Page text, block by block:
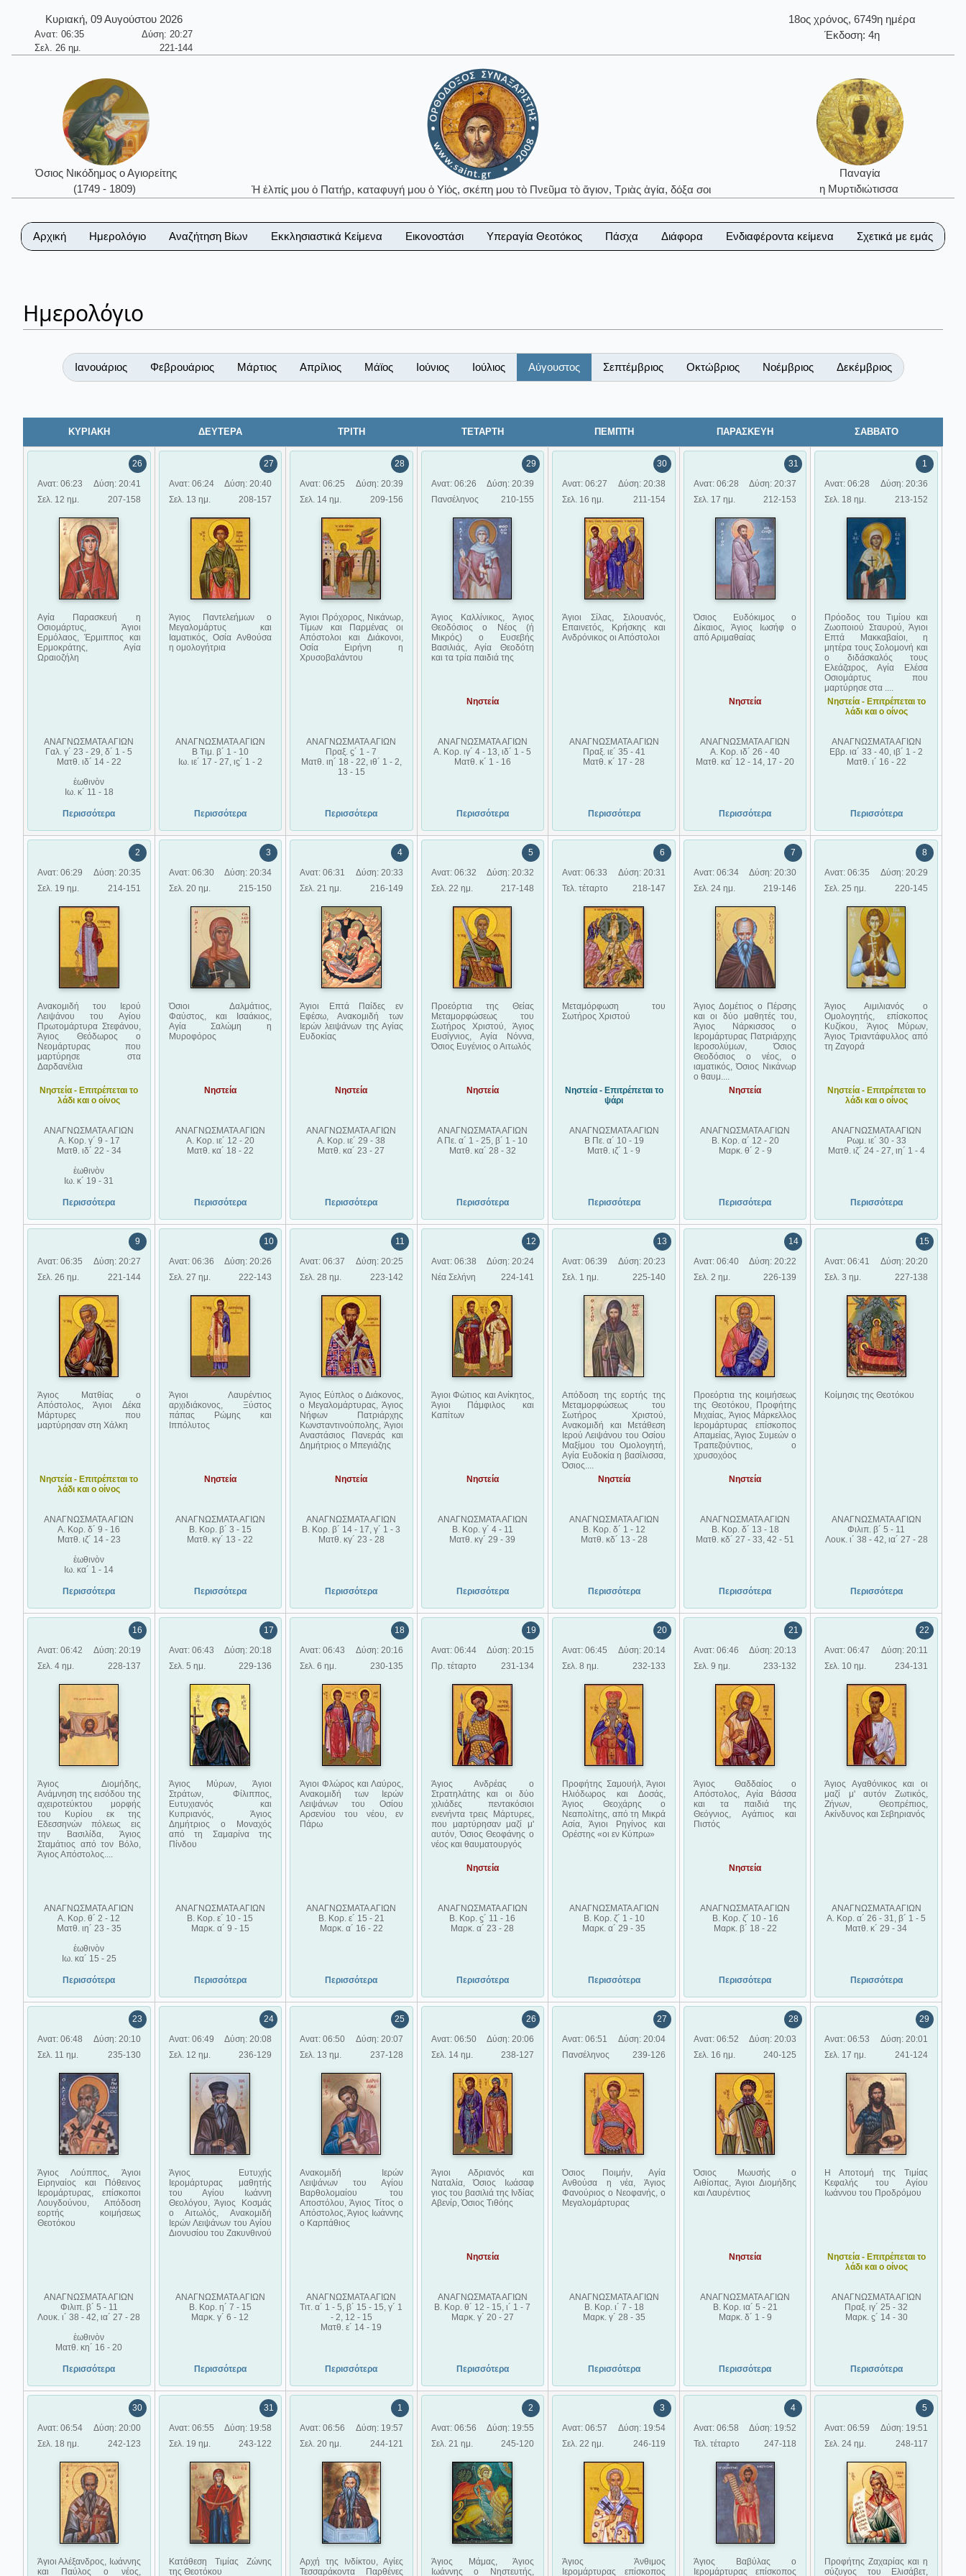
Κυριακή, 09 Αυγούστου 2026
Ανατ: 06:35
Δύση: 20:27
Σελ. 26 ημ.
221-144
18ος χρόνος, 6749η ημέρα
Έκδοση: 4η
Όσιος Νικόδημος ο Αγιορείτης
(1749 - 1809)
Ἡ ἐλπίς μου ὁ Πατήρ, καταφυγή μου ὁ Υἱός, σκέπη μου τὸ Πνεῦμα τὸ ἅγιον, Τριὰς ἁγία, δόξα σοι
Παναγία
η Μυρτιδιώτισσα
Αρχική Ημερολόγιο Αναζήτηση Βίων Εκκλησιαστικά Κείμενα Εικονοστάσι Υπεραγία Θεοτόκος Πάσχα Διάφορα Ενδιαφέροντα κείμενα Σχετικά με εμάς
Ημερολόγιο
Ιανουάριος Φεβρουάριος Μάρτιος Απρίλιος Μάϊος Ιούνιος Ιούλιος Αύγουστος Σεπτέμβριος Οκτώβριος Νοέμβριος Δεκέμβριος
ΚΥΡΙΑΚΗ ΔΕΥΤΕΡΑ ΤΡΙΤΗ ΤΕΤΑΡΤΗ ΠΕΜΠΤΗ ΠΑΡΑΣΚΕΥΗ ΣΑΒΒΑΤΟ
26
Ανατ: 06:23
Δύση: 20:41
Σελ. 12 ημ.
207-158
Αγία Παρασκευή η
Οσιομάρτυς, Άγιοι
Ερμόλαος, Έρμιππος και
Ερμοκράτης, Αγία
Ωραιοζήλη
ΑΝΑΓΝΩΣΜΑΤΑ ΑΓΙΩΝ
Γαλ. γ´ 23 - 29, δ´ 1 - 5
Ματθ. ιδ´ 14 - 22
ἑωθινὸν
Ιω. κ´ 11 - 18
Περισσότερα
27
Ανατ: 06:24
Δύση: 20:40
Σελ. 13 ημ.
208-157
Άγιος Παντελεήμων ο
Μεγαλομάρτυς και
Ιαματικός, Οσία Ανθούσα
η ομολογήτρια
ΑΝΑΓΝΩΣΜΑΤΑ ΑΓΙΩΝ
Β Τιμ. β´ 1 - 10
Ιω. ιε´ 17 - 27, ιϛ´ 1 - 2
Περισσότερα
28
Ανατ: 06:25
Δύση: 20:39
Σελ. 14 ημ.
209-156
Άγιοι Πρόχορος, Νικάνωρ,
Τίμων και Παρμένας οι
Απόστολοι και Διάκονοι,
Οσία Ειρήνη η
Χρυσοβαλάντου
ΑΝΑΓΝΩΣΜΑΤΑ ΑΓΙΩΝ
Πραξ. ϛ´ 1 - 7
Ματθ. ιη´ 18 - 22, ιθ´ 1 - 2,
13 - 15
Περισσότερα
29
Ανατ: 06:26
Δύση: 20:39
Πανσέληνος
210-155
Άγιος Καλλίνικος, Άγιος
Θεοδόσιος ο Νέος (ή
Μικρός) ο Ευσεβής
Βασιλιάς, Αγία Θεοδότη
και τα τρία παιδιά της
Νηστεία
ΑΝΑΓΝΩΣΜΑΤΑ ΑΓΙΩΝ
Α. Κορ. ιγ´ 4 - 13, ιδ´ 1 - 5
Ματθ. κ´ 1 - 16
Περισσότερα
30
Ανατ: 06:27
Δύση: 20:38
Σελ. 16 ημ.
211-154
Άγιοι Σίλας, Σιλουανός,
Επαινετός, Κρήσκης και
Ανδρόνικος οι Απόστολοι
ΑΝΑΓΝΩΣΜΑΤΑ ΑΓΙΩΝ
Πραξ. ιε´ 35 - 41
Ματθ. κ´ 17 - 28
Περισσότερα
31
Ανατ: 06:28
Δύση: 20:37
Σελ. 17 ημ.
212-153
Όσιος Ευδόκιμος ο
Δίκαιος, Άγιος Ιωσήφ ο
από Αριμαθαίας
Νηστεία
ΑΝΑΓΝΩΣΜΑΤΑ ΑΓΙΩΝ
Α. Κορ. ιδ´ 26 - 40
Ματθ. κα´ 12 - 14, 17 - 20
Περισσότερα
1
Ανατ: 06:28
Δύση: 20:36
Σελ. 18 ημ.
213-152
Πρόοδος του Τιμίου και
Ζωοποιού Σταυρού, Άγιοι
Επτά Μακκαβαίοι, η
μητέρα τους Σολομονή και
ο διδάσκαλός τους
Ελεάζαρος, Αγία Ελέσα
Οσιομάρτυς που
μαρτύρησε στα ....
Νηστεία - Επιτρέπεται το
λάδι και ο οίνος
ΑΝΑΓΝΩΣΜΑΤΑ ΑΓΙΩΝ
Εβρ. ια´ 33 - 40, ιβ´ 1 - 2
Ματθ. ι´ 16 - 22
Περισσότερα
2
Ανατ: 06:29
Δύση: 20:35
Σελ. 19 ημ.
214-151
Ανακομιδή του Ιερού
Λειψάνου του Αγίου
Πρωτομάρτυρα Στεφάνου,
Άγιος Θεόδωρος ο
Νεομάρτυρας που
μαρτύρησε στα
Δαρδανέλια
Νηστεία - Επιτρέπεται το
λάδι και ο οίνος
ΑΝΑΓΝΩΣΜΑΤΑ ΑΓΙΩΝ
Α. Κορ. γ´ 9 - 17
Ματθ. ιδ´ 22 - 34
ἑωθινὸν
Ιω. κ´ 19 - 31
Περισσότερα
3
Ανατ: 06:30
Δύση: 20:34
Σελ. 20 ημ.
215-150
Όσιοι Δαλμάτιος,
Φαύστος, και Ισαάκιος,
Αγία Σαλώμη η
Μυροφόρος
Νηστεία
ΑΝΑΓΝΩΣΜΑΤΑ ΑΓΙΩΝ
Α. Κορ. ιε´ 12 - 20
Ματθ. κα´ 18 - 22
Περισσότερα
4
Ανατ: 06:31
Δύση: 20:33
Σελ. 21 ημ.
216-149
Άγιοι Επτά Παίδες εν
Εφέσω, Ανακομιδή των
Ιερών λειψάνων της Αγίας
Ευδοκίας
Νηστεία
ΑΝΑΓΝΩΣΜΑΤΑ ΑΓΙΩΝ
Α. Κορ. ιε´ 29 - 38
Ματθ. κα´ 23 - 27
Περισσότερα
5
Ανατ: 06:32
Δύση: 20:32
Σελ. 22 ημ.
217-148
Προεόρτια της Θείας
Μεταμορφώσεως του
Σωτήρος Χριστού, Άγιος
Ευσίγνιος, Αγία Νόννα,
Όσιος Ευγένιος ο Αιτωλός
Νηστεία
ΑΝΑΓΝΩΣΜΑΤΑ ΑΓΙΩΝ
Α Πε. α´ 1 - 25, β´ 1 - 10
Ματθ. κα´ 28 - 32
Περισσότερα
6
Ανατ: 06:33
Δύση: 20:31
Τελ. τέταρτο
218-147
Μεταμόρφωση του
Σωτήρος Χριστού
Νηστεία - Επιτρέπεται το
ψάρι
ΑΝΑΓΝΩΣΜΑΤΑ ΑΓΙΩΝ
Β Πε. α´ 10 - 19
Ματθ. ιζ´ 1 - 9
Περισσότερα
7
Ανατ: 06:34
Δύση: 20:30
Σελ. 24 ημ.
219-146
Άγιος Δομέτιος ο Πέρσης
και οι δύο μαθητές του,
Άγιος Νάρκισσος ο
Ιερομάρτυρας Πατριάρχης
Ιεροσολύμων, Όσιος
Θεοδόσιος ο νέος, ο
ιαματικός, Όσιος Νικάνωρ
ο θαυμ....
Νηστεία
ΑΝΑΓΝΩΣΜΑΤΑ ΑΓΙΩΝ
Β. Κορ. α´ 12 - 20
Μαρκ. θ´ 2 - 9
Περισσότερα
8
Ανατ: 06:35
Δύση: 20:29
Σελ. 25 ημ.
220-145
Άγιος Αιμιλιανός ο
Ομολογητής, επίσκοπος
Κυζίκου, Άγιος Μύρων,
Άγιος Τριαντάφυλλος από
τη Ζαγορά
Νηστεία - Επιτρέπεται το
λάδι και ο οίνος
ΑΝΑΓΝΩΣΜΑΤΑ ΑΓΙΩΝ
Ρωμ. ιε´ 30 - 33
Ματθ. ιζ´ 24 - 27, ιη´ 1 - 4
Περισσότερα
9
Ανατ: 06:35
Δύση: 20:27
Σελ. 26 ημ.
221-144
Άγιος Ματθίας ο
Απόστολος, Άγιοι Δέκα
Μάρτυρες που
μαρτύρησαν στη Χάλκη
Νηστεία - Επιτρέπεται το
λάδι και ο οίνος
ΑΝΑΓΝΩΣΜΑΤΑ ΑΓΙΩΝ
Α. Κορ. δ´ 9 - 16
Ματθ. ιζ´ 14 - 23
ἑωθινὸν
Ιω. κα´ 1 - 14
Περισσότερα
10
Ανατ: 06:36
Δύση: 20:26
Σελ. 27 ημ.
222-143
Άγιοι Λαυρέντιος
αρχιδιάκονος, Ξύστος
πάπας Ρώμης και
Ιππόλυτος
Νηστεία
ΑΝΑΓΝΩΣΜΑΤΑ ΑΓΙΩΝ
Β. Κορ. β´ 3 - 15
Ματθ. κγ´ 13 - 22
Περισσότερα
11
Ανατ: 06:37
Δύση: 20:25
Σελ. 28 ημ.
223-142
Άγιος Εύπλος ο Διάκονος,
ο Μεγαλομάρτυρας, Άγιος
Νήφων Πατριάρχης
Κωνσταντινούπολης, Άγιοι
Αναστάσιος Πανεράς και
Δημήτριος ο Μπεγιάζης
Νηστεία
ΑΝΑΓΝΩΣΜΑΤΑ ΑΓΙΩΝ
Β. Κορ. β´ 14 - 17, γ´ 1 - 3
Ματθ. κγ´ 23 - 28
Περισσότερα
12
Ανατ: 06:38
Δύση: 20:24
Νέα Σελήνη
224-141
Άγιοι Φώτιος και Ανίκητος,
Άγιοι Πάμφιλος και
Καπίτων
Νηστεία
ΑΝΑΓΝΩΣΜΑΤΑ ΑΓΙΩΝ
Β. Κορ. γ´ 4 - 11
Ματθ. κγ´ 29 - 39
Περισσότερα
13
Ανατ: 06:39
Δύση: 20:23
Σελ. 1 ημ.
225-140
Απόδοση της εορτής της
Μεταμορφώσεως του
Σωτήρος Χριστού,
Ανακομιδή και Μετάθεση
Ιερού Λειψάνου του Οσίου
Μαξίμου του Ομολογητή,
Αγία Ευδοκία η βασίλισσα,
Όσιος....
Νηστεία
ΑΝΑΓΝΩΣΜΑΤΑ ΑΓΙΩΝ
Β. Κορ. δ´ 1 - 12
Ματθ. κδ´ 13 - 28
Περισσότερα
14
Ανατ: 06:40
Δύση: 20:22
Σελ. 2 ημ.
226-139
Προεόρτια της κοιμήσεως
της Θεοτόκου, Προφήτης
Μιχαίας, Άγιος Μάρκελλος
Ιερομάρτυρας επίσκοπος
Απαμείας, Άγιος Συμεών ο
Τραπεζούντιος, ο
χρυσοχόος
Νηστεία
ΑΝΑΓΝΩΣΜΑΤΑ ΑΓΙΩΝ
Β. Κορ. δ´ 13 - 18
Ματθ. κδ´ 27 - 33, 42 - 51
Περισσότερα
15
Ανατ: 06:41
Δύση: 20:20
Σελ. 3 ημ.
227-138
Κοίμησις της Θεοτόκου
ΑΝΑΓΝΩΣΜΑΤΑ ΑΓΙΩΝ
Φιλιπ. β´ 5 - 11
Λουκ. ι´ 38 - 42, ια´ 27 - 28
Περισσότερα
16
Ανατ: 06:42
Δύση: 20:19
Σελ. 4 ημ.
228-137
Άγιος Διομήδης,
Ανάμνηση της εισόδου της
αχειροτεύκτου μορφής
του Κυρίου εκ της
Εδεσσηνών πόλεως εις
την Βασιλίδα, Άγιος
Σταμάτιος από τον Βόλο,
Άγιος Απόστολος....
ΑΝΑΓΝΩΣΜΑΤΑ ΑΓΙΩΝ
Α. Κορ. θ´ 2 - 12
Ματθ. ιη´ 23 - 35
ἑωθινὸν
Ιω. κα´ 15 - 25
Περισσότερα
17
Ανατ: 06:43
Δύση: 20:18
Σελ. 5 ημ.
229-136
Άγιος Μύρων, Άγιοι
Στράτων, Φίλιππος,
Ευτυχιανός και
Κυπριανός, Άγιος
Δημήτριος ο Μοναχός
από τη Σαμαρίνα της
Πίνδου
ΑΝΑΓΝΩΣΜΑΤΑ ΑΓΙΩΝ
Β. Κορ. ε´ 10 - 15
Μαρκ. α´ 9 - 15
Περισσότερα
18
Ανατ: 06:43
Δύση: 20:16
Σελ. 6 ημ.
230-135
Άγιοι Φλώρος και Λαύρος,
Ανακομιδή των Ιερών
Λειψάνων του Οσίου
Αρσενίου του νέου, εν
Πάρω
ΑΝΑΓΝΩΣΜΑΤΑ ΑΓΙΩΝ
Β. Κορ. ε´ 15 - 21
Μαρκ. α´ 16 - 22
Περισσότερα
19
Ανατ: 06:44
Δύση: 20:15
Πρ. τέταρτο
231-134
Άγιος Ανδρέας ο
Στρατηλάτης και οι δύο
χιλιάδες πεντακόσιοι
ενενήντα τρεις Μάρτυρες,
που μαρτύρησαν μαζί μ'
αυτόν, Όσιος Θεοφάνης ο
νέος και θαυματουργός
Νηστεία
ΑΝΑΓΝΩΣΜΑΤΑ ΑΓΙΩΝ
Β. Κορ. ϛ´ 11 - 16
Μαρκ. α´ 23 - 28
Περισσότερα
20
Ανατ: 06:45
Δύση: 20:14
Σελ. 8 ημ.
232-133
Προφήτης Σαμουήλ, Άγιοι
Ηλιόδωρος και Δοσάς,
Άγιος Θεοχάρης ο
Νεαπολίτης, από τη Μικρά
Ασία, Άγιοι Ρηγίνος και
Ορέστης «οι εν Κύπρω»
ΑΝΑΓΝΩΣΜΑΤΑ ΑΓΙΩΝ
Β. Κορ. ζ´ 1 - 10
Μαρκ. α´ 29 - 35
Περισσότερα
21
Ανατ: 06:46
Δύση: 20:13
Σελ. 9 ημ.
233-132
Άγιος Θαδδαίος ο
Απόστολος, Αγία Βάσσα
και τα παιδιά της
Θεόγνιος, Αγάπιος και
Πιστός
Νηστεία
ΑΝΑΓΝΩΣΜΑΤΑ ΑΓΙΩΝ
Β. Κορ. ζ´ 10 - 16
Μαρκ. β´ 18 - 22
Περισσότερα
22
Ανατ: 06:47
Δύση: 20:11
Σελ. 10 ημ.
234-131
Άγιος Αγαθόνικος και οι
μαζί μ' αυτόν Ζωτικός,
Ζήνων, Θεοπρέπιος,
Ακίνδυνος και Σεβηριανός
ΑΝΑΓΝΩΣΜΑΤΑ ΑΓΙΩΝ
Α. Κορ. α´ 26 - 31, β´ 1 - 5
Ματθ. κ´ 29 - 34
Περισσότερα
23
Ανατ: 06:48
Δύση: 20:10
Σελ. 11 ημ.
235-130
Άγιος Λούππος, Άγιοι
Ειρηναίος και Πόθεινος
Ιερομάρτυρας, επίσκοποι
Λουγδούνου, Απόδοση
εορτής κοιμήσεως
Θεοτόκου
ΑΝΑΓΝΩΣΜΑΤΑ ΑΓΙΩΝ
Φιλιπ. β´ 5 - 11
Λουκ. ι´ 38 - 42, ια´ 27 - 28
ἑωθινὸν
Ματθ. κη´ 16 - 20
Περισσότερα
24
Ανατ: 06:49
Δύση: 20:08
Σελ. 12 ημ.
236-129
Άγιος Ευτυχής
Ιερομάρτυρας μαθητής
του Αγίου Ιωάννη
Θεολόγου, Άγιος Κοσμάς
ο Αιτωλός, Ανακομιδή
Ιερών Λειψάνων του Αγίου
Διονυσίου του Ζακυνθινού
ΑΝΑΓΝΩΣΜΑΤΑ ΑΓΙΩΝ
Β. Κορ. η´ 7 - 15
Μαρκ. γ´ 6 - 12
Περισσότερα
25
Ανατ: 06:50
Δύση: 20:07
Σελ. 13 ημ.
237-128
Ανακομιδή Ιερών
Λειψάνων του Αγίου
Βαρθολομαίου του
Αποστόλου, Άγιος Τίτος ο
Απόστολος, Άγιος Ιωάννης
ο Καρπάθιος
ΑΝΑΓΝΩΣΜΑΤΑ ΑΓΙΩΝ
Τιτ. α´ 1 - 5, β´ 15 - 15, γ´ 1
- 2, 12 - 15
Ματθ. ε´ 14 - 19
Περισσότερα
26
Ανατ: 06:50
Δύση: 20:06
Σελ. 14 ημ.
238-127
Άγιοι Αδριανός και
Ναταλία, Όσιος Ιωάσαφ
γιος του βασιλιά της Ινδίας
Αβενίρ, Όσιος Τιθόης
Νηστεία
ΑΝΑΓΝΩΣΜΑΤΑ ΑΓΙΩΝ
Β. Κορ. θ´ 12 - 15, ι´ 1 - 7
Μαρκ. γ´ 20 - 27
Περισσότερα
27
Ανατ: 06:51
Δύση: 20:04
Πανσέληνος
239-126
Όσιος Ποιμήν, Αγία
Ανθούσα η νέα, Άγιος
Φανούριος ο Νεοφανής, ο
Μεγαλομάρτυρας
ΑΝΑΓΝΩΣΜΑΤΑ ΑΓΙΩΝ
Β. Κορ. ι´ 7 - 18
Μαρκ. γ´ 28 - 35
Περισσότερα
28
Ανατ: 06:52
Δύση: 20:03
Σελ. 16 ημ.
240-125
Όσιος Μωυσής ο
Αιθίοπας, Άγιοι Διομήδης
και Λαυρέντιος
Νηστεία
ΑΝΑΓΝΩΣΜΑΤΑ ΑΓΙΩΝ
Β. Κορ. ια´ 5 - 21
Μαρκ. δ´ 1 - 9
Περισσότερα
29
Ανατ: 06:53
Δύση: 20:01
Σελ. 17 ημ.
241-124
Η Αποτομή της Τιμίας
Κεφαλής του Αγίου
Ιωάννου του Προδρόμου
Νηστεία - Επιτρέπεται το
λάδι και ο οίνος
ΑΝΑΓΝΩΣΜΑΤΑ ΑΓΙΩΝ
Πραξ. ιγ´ 25 - 32
Μαρκ. ϛ´ 14 - 30
Περισσότερα
30
Ανατ: 06:54
Δύση: 20:00
Σελ. 18 ημ.
242-123
Άγιοι Αλέξανδρος, Ιωάννης
και Παύλος ο νέος,
31
Ανατ: 06:55
Δύση: 19:58
Σελ. 19 ημ.
243-122
Κατάθεση Τιμίας Ζώνης
της Θεοτόκου
1
Ανατ: 06:56
Δύση: 19:57
Σελ. 20 ημ.
244-121
Αρχή της Ινδίκτου, Αγίες
Τεσσαράκοντα Παρθένες
2
Ανατ: 06:56
Δύση: 19:55
Σελ. 21 ημ.
245-120
Άγιος Μάμας, Άγιος
Ιωάννης ο Νηστευτής,
3
Ανατ: 06:57
Δύση: 19:54
Σελ. 22 ημ.
246-119
Άγιος Άνθιμος
Ιερομάρτυρας επίσκοπος
4
Ανατ: 06:58
Δύση: 19:52
Τελ. τέταρτο
247-118
Άγιος Βαβύλας ο
Ιερομάρτυρας επίσκοπος
5
Ανατ: 06:59
Δύση: 19:51
Σελ. 24 ημ.
248-117
Προφήτης Ζαχαρίας και η
σύζυγος του Ελισάβετ,